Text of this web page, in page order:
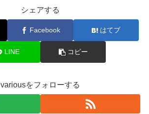
シェアする
Facebook はてブ
LINE コピー
variousをフォローする